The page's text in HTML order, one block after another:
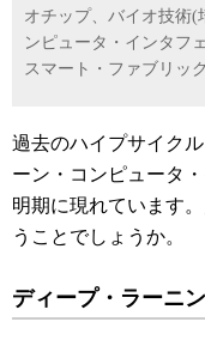
オチップ、バイオ技術(
ンピュータ・インタフ
スマート・ファブリック
過去のハイプサイクル
ーン・コンピュータ
明期に現れています
うことでしょうか。
ディープ・ラーニ